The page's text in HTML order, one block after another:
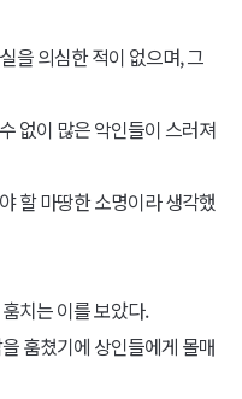
을 의심한 적이 없으며, 그
없이 많은 악인들이 스러져
할 마땅한 소명이라 생각했
치는 이를 보았다.
훔쳤기에 상인들에게 몰매